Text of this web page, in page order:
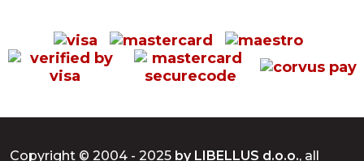
Copyright © 2004 - 2025 by LIBELLUS d.o.o., all